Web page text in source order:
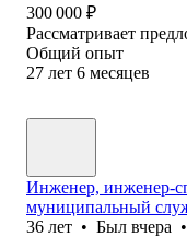
300 000 ₽
Рассматривает
Общий опыт
27 лет 6 месяцев
Инженер, инженер-
муниципальный
36 лет • Был вчера •